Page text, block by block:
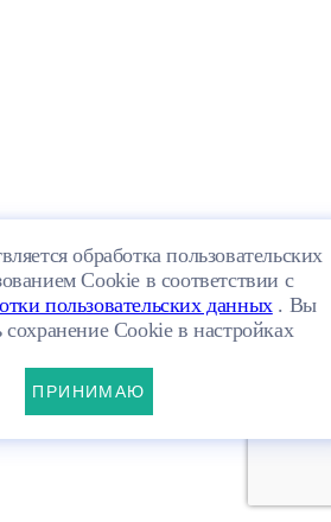
обработка пользовательских
Cookie в соответствии с
пользовательских данных. Вы
сохранение Cookie в настройках
ПРИНИМАЮ